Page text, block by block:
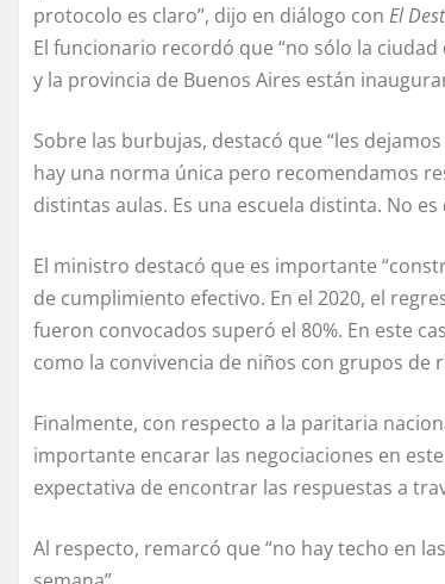
protocolo es claro”, dijo en diálogo con El
El funcionario recordó que “no sólo la ciudad
y la provincia de Buenos Aires están
Sobre las burbujas, destacó que “les
hay una norma única pero recomendamos
distintas aulas. Es una escuela distinta. No
El ministro destacó que es importante
de cumplimiento efectivo. En el 2020, el
fueron convocados superó el 80%. En este
como la convivencia de niños con grupos de
Finalmente, con respecto a la paritaria
importante encarar las negociaciones en
expectativa de encontrar las respuestas a
Al respecto, remarcó que “no hay techo en